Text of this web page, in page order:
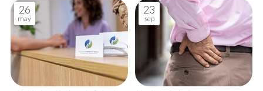
26
may
23
sep